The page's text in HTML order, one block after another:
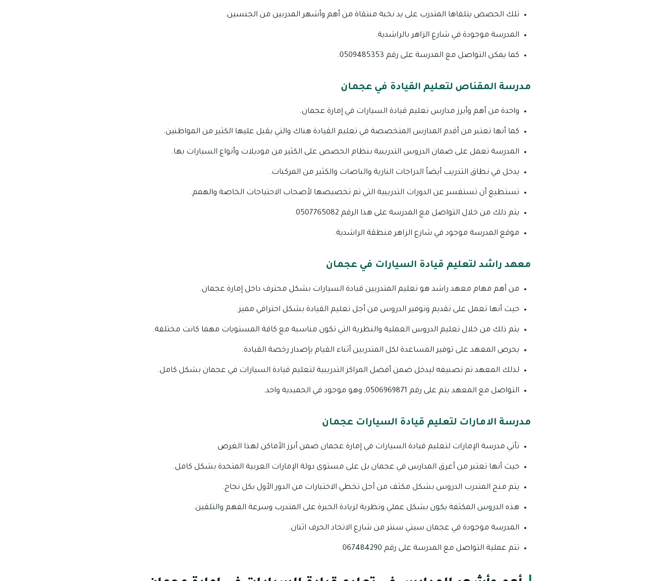
تلك الحصص يتلقاها المتدرب على يد نخبة منتقاة من أهم وأشهر المدربين من الجنسين.
المدرسة موجودة في شارع الزاهر بالراشدية.
كما يمكن التواصل مع المدرسة على رقم 0509485353.
مدرسة المقناص لتعليم القيادة في عجمان
واحدة من أهم وأبرز مدارس تعليم قيادة السيارات في إمارة عجمان.
كما أنها تعتبر من أقدم المدارس المتخصصة في تعليم القيادة هناك والتي يقبل عليها الكثير من المواطنين.
المدرسة تعمل على ضمان الدروس التدريبية بنظام الحصص على الكثير من موديلات وأنواع السيارات بها.
يدخل في نطاق التدريب أيضاً الدراجات النارية والباصات والكثير من المركبات.
تستطيع أن تستفسر عن الدورات التدريبية التي تم تخصيصها لأصحاب الاحتياجات الخاصة والهمم.
يتم ذلك من خلال التواصل مع المدرسة على هذا الرقم 0507765082.
موقع المدرسة موجود في شارع الزاهر منطقة الراشدية.
معهد راشد لتعليم قيادة السيارات في عجمان
من أهم مهام معهد راشد هو تعليم المتدربين قيادة السيارات بشكل محترف داخل إمارة عجمان.
حيث أنها تعمل على تقديم وتوفير الدروس من أجل تعليم القيادة بشكل احترافي مميز.
يتم ذلك من خلال تعليم الدروس العملية والنظرية التي تكون مناسبة مع كافة المستويات مهما كانت مختلفة.
يحرص المعهد على توفير المساعدة لكل المتدربين أثناء القيام بإصدار رخصة القيادة.
لذلك المعهد تم تصنيفه ليدخل ضمن أفضل المراكز التدريبية لتعليم قيادة السيارات في عجمان بشكل كامل.
التواصل مع المعهد يتم على رقم 0506969871, وهو موجود في الحميدية واحد.
مدرسة الامارات لتعليم قيادة السيارات عجمان
تأتي مدرسة الإمارات لتعليم قيادة السيارات في إمارة عجمان ضمن أبرز الأماكن لهذا الغرض
حيث أنها تعتبر من أعرق المدارس في عجمان بل على مستوى دولة الإمارات العربية المتحدة بشكل كامل.
يتم منح المتدرب الدروس بشكل مكثف من أجل تخطي الاختبارات من الدور الأول بكل نجاح.
هذه الدروس المكثفة يكون بشكل عملي ونظرية لزيادة الخبرة على المتدرب وسرعة الفهم والتلقين.
المدرسة موجودة في عجمان سيتي سنتر من شارع الاتحاد الحرف اثنان.
تتم عملية التواصل مع المدرسة على رقم 067484290.